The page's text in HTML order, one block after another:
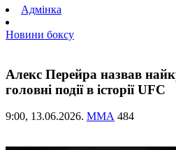
Адмінка
Новини боксу
Алекс Перейра назвав
головні події в історії UFC
9:00, 13.06.2026. ММА 484